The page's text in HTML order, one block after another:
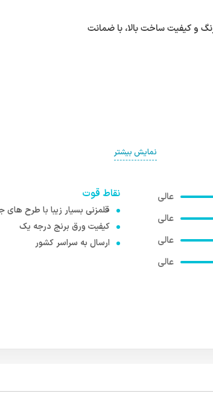
و کیفیت ساخت بالا، با ضمانت
نمایش بیشتر
نقاط قوت
قلمزنی بسیار زیبا با طرح های
کیفیت ورق برنج درجه یک
ارسال به سراسر کشور